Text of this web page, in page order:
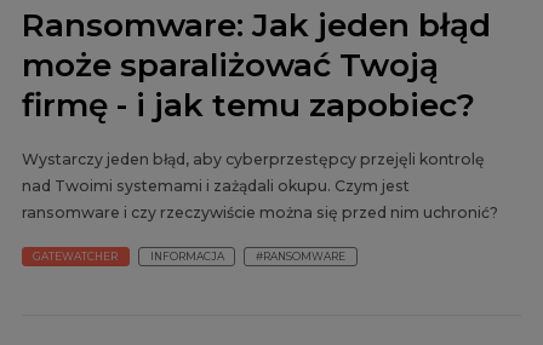
Ransomware: Jak jeden błąd
może sparaliżować Twoją
firmę - i jak temu zapobiec?
Wystarczy jeden błąd, aby cyberprzestępcy przejęli kontrolę
nad Twoimi systemami i zażądali okupu. Czym jest
ransomware i czy rzeczywiście można się przed nim uchronić?
GATEWATCHER INFORMACJA #RANSOMWARE